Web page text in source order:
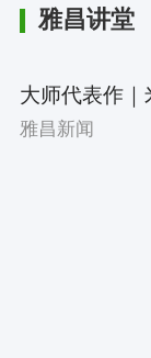
雅昌讲堂
大师代表作｜
雅昌新闻